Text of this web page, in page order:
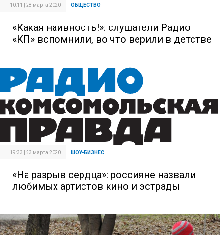
10:11 | 28 марта 2020 ОБЩЕСТВО
«Какая наивность!»: слушатели Радио
«КП» вспомнили, во что верили в детстве
19:33 | 23 марта 2020 ШОУ-БИЗНЕС
«На разрыв сердца»: россияне назвали
любимых артистов кино и эстрады